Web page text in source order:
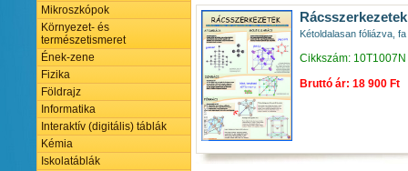
Mikroszkópok
Környezet- és
természetismeret
Ének-zene
Fizika
Földrajz
Informatika
Interaktív (digitális) táblák
Kémia
Iskolatáblák
Kétoldalasan fóliázva,
Cikkszám: 10T1007N
Bruttó ár: 18 900 Ft